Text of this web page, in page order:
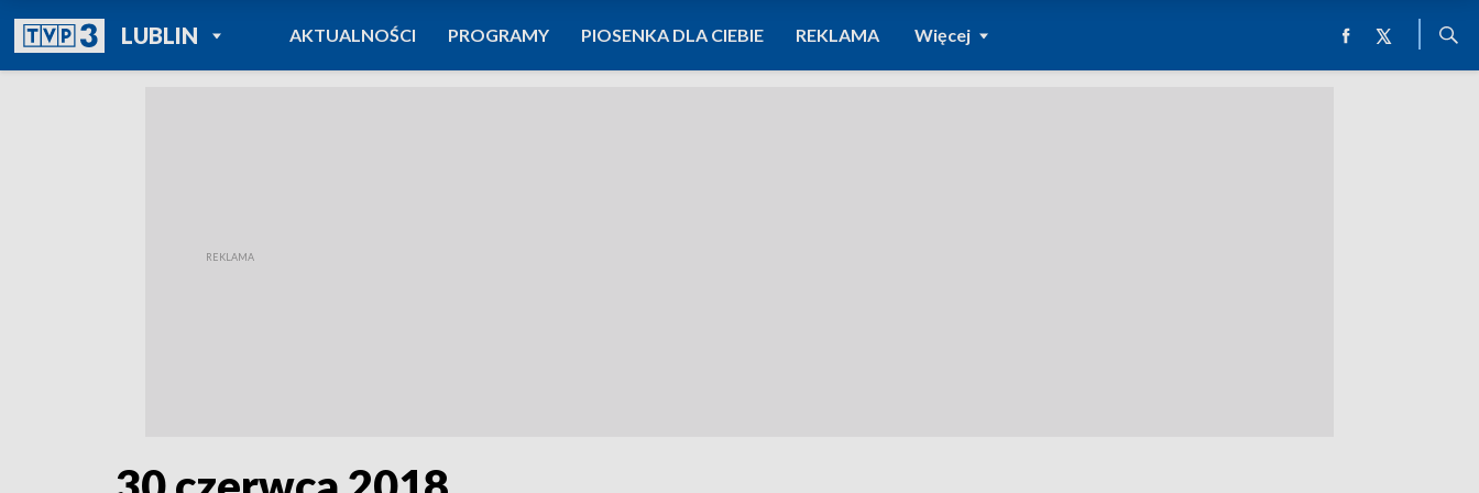
LUBLINPOWRÓT DO
TVP REGIONY
AKTUALNOŚCI PROGRAMY PIOSENKA DLA CIEBIE REKLAMA Więcej